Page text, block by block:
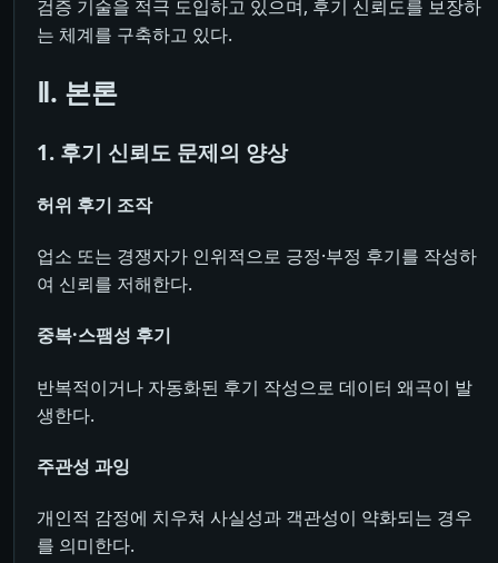
검증 기술을 적극 도입하고 있으며, 후기 신뢰도를 보장하
는 체계를 구축하고 있다.
Ⅱ. 본론
1. 후기 신뢰도 문제의 양상
허위 후기 조작
업소 또는 경쟁자가 인위적으로 긍정·부정 후기를 작성하
여 신뢰를 저해한다.
중복·스팸성 후기
반복적이거나 자동화된 후기 작성으로 데이터 왜곡이 발
생한다.
주관성 과잉
개인적 감정에 치우쳐 사실성과 객관성이 약화되는 경우
를 의미한다.